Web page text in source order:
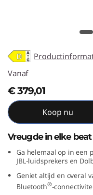
Vanaf
€ 379,01
Koop nu
Vreugde in elke beat
Ga helemaal op in een
JBL-luidsprekers en
Geniet altijd en overal
Bluetooth®-